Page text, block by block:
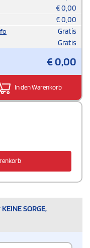
€0,00
€0,00
Gratis
Gratis
€0,00
In den Warenkorb
SORGE,